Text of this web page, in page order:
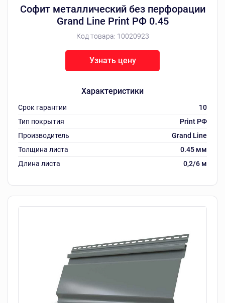
Софит металлический без перфорации
Grand Line Print РФ 0.45
Код товара: 10020923
Характеристики
Срок гарантии
10
Тип покрытия
Print РФ
Производитель
Grand Line
Толщина листа
0.45 мм
Длина листа
0,2/6 м
Узнать цену